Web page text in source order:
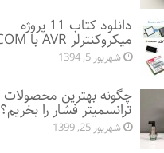
دانلود کتاب 11 پروژه
میکروکنترلر AVR با BASCOM
شهریور 5, 1394
چگونه بهترین محصولات
ترانسمیتر فشار را بخریم؟
شهریور 25, 1399